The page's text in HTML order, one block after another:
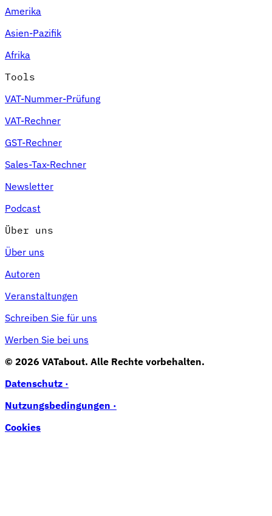
Amerika
Asien-Pazifik
Afrika
Tools
VAT-Nummer-Prüfung
VAT-Rechner
GST-Rechner
Sales-Tax-Rechner
Newsletter
Podcast
Über uns
Über uns
Autoren
Veranstaltungen
Schreiben Sie für uns
Werben Sie bei uns
© 2026 VATabout. Alle Rechte vorbehalten.
Datenschutz ·
Nutzungsbedingungen ·
Cookies